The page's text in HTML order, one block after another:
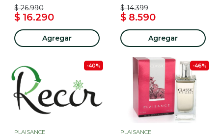
$ 26.990
$ 16.290
Agregar
$ 14.399
$ 8.590
Agregar
-40%
PLAISANCE
-46%
PLAISANCE